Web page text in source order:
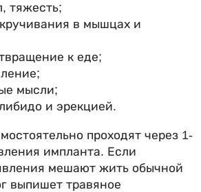
тяжесть;
в мышцах и
к еде;
мысли;
и эрекцией.
проходят через 1-
импланта. Если
мешают жить обычной
выпишет травяное